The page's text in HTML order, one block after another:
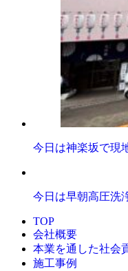
今日は神楽坂で現
今日は早朝高圧洗
TOP
会社概要
本業を通した社会
施工事例